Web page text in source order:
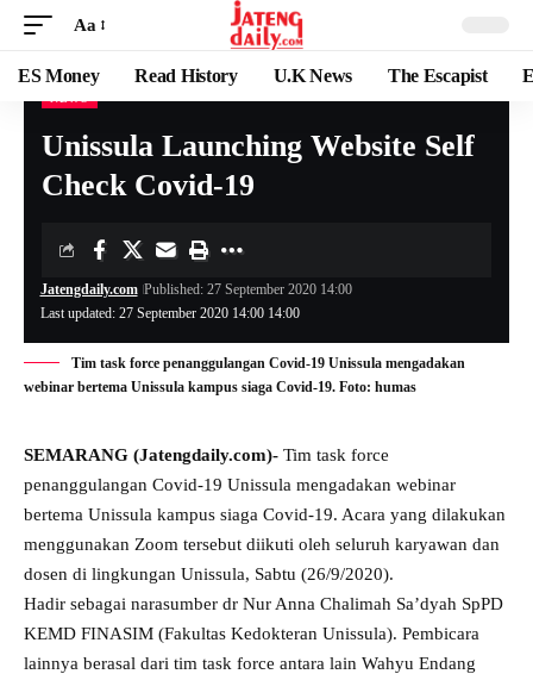
Aa
ES Money Read History U.K News The Escapist
Unissula Launching Website Self
Check Covid-19
Last updated: 27 September 2020 14:00 14:00
Jatengdaily.com Published: 27 September 2020 14:00
Tim task force penanggulangan Covid-19 Unissula mengadakan
webinar bertema Unissula kampus siaga Covid-19. Foto: humas
SEMARANG (Jatengdaily.com)- Tim task force
penanggulangan Covid-19 Unissula mengadakan webinar
bertema Unissula kampus siaga Covid-19. Acara yang dilakukan
menggunakan Zoom tersebut diikuti oleh seluruh karyawan dan
dosen di lingkungan Unissula, Sabtu (26/9/2020).
Hadir sebagai narasumber dr Nur Anna Chalimah Sa’dyah SpPD
KEMD FINASIM (Fakultas Kedokteran Unissula). Pembicara
lainnya berasal dari tim task force antara lain Wahyu Endang